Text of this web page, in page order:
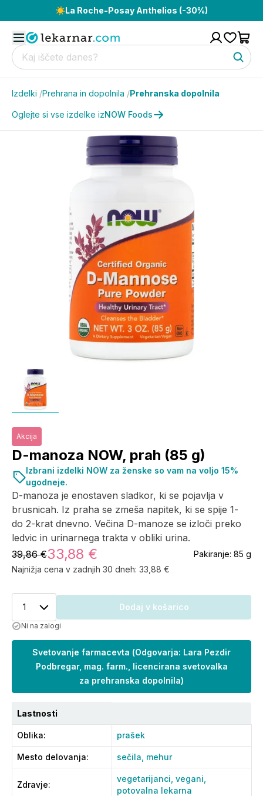
☀️La Roche-Posay Anthelios (-30%)
Izdelki /Prehrana in dopolnila /Prehranska dopolnila
Oglejte si vse izdelke izNOW Foods
Akcija
D-manoza NOW, prah (85 g)
D-manoza je enostaven sladkor, ki se pojavlja v
brusnicah. Iz praha se zmeša napitek, ki se spije 1-
do 2-krat dnevno. Večina D-manoze se izloči preko
ledvic in urinarnega trakta v obliki urina.
39,86 €33,88 € Pakiranje: 85 g
Najnižja cena v zadnjih 30 dneh: 33,88 €
Izbrani izdelki NOW za ženske so vam na voljo 15%
ugodneje.
1 Dodaj v košarico
Ni na zalogi
Svetovanje farmacevta (Odgovarja: Lara Pezdir
Podbregar, mag. farm., licencirana svetovalka
za prehranska dopolnila)
Lastnosti
Oblika: prašek
Mesto delovanja: sečila, mehur
Zdravje:
vegetarijanci, vegani,
potovalna lekarna